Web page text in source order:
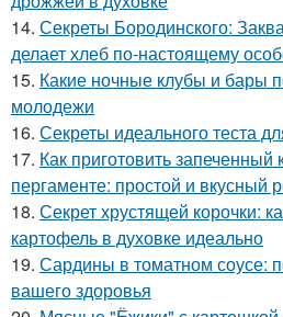
14. Секреты Бородинского:
делает хлеб по-настоящему
15. Какие ночные клубы и бары
молодежи
16. Секреты идеального теста
17. Как приготовить запеченный
пергаменте: простой и вкусный
18. Секрет хрустящей корочки:
картофель в духовке идеально
19. Сардины в томатном соусе:
вашего здоровья